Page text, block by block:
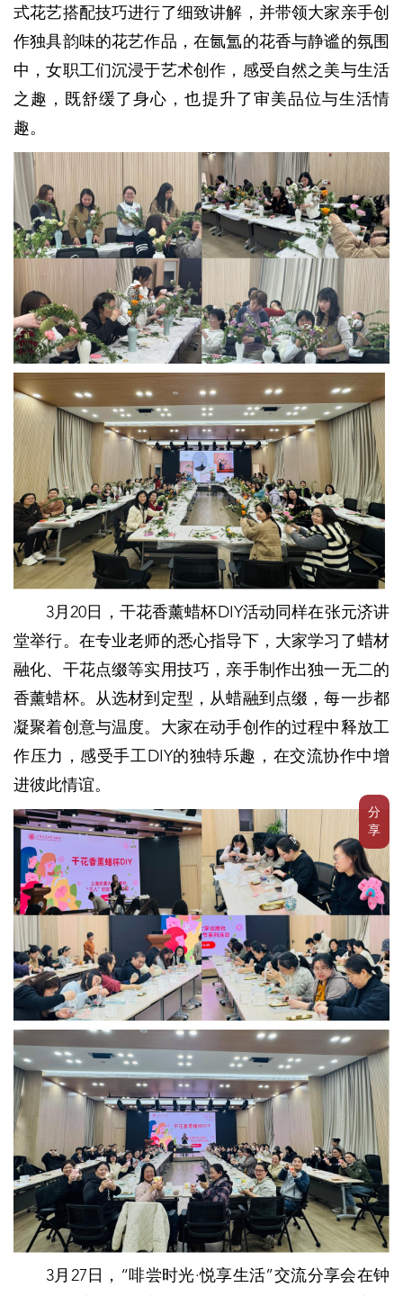
分
享
式花艺搭配技巧进行了细致讲解，并带领大家亲手创
作独具韵味的花艺作品，在氤氲的花香与静谧的氛围
中，女职工们沉浸于艺术创作，感受自然之美与生活
之趣，既舒缓了身心，也提升了审美品位与生活情
趣。
3月20日，干花香薰蜡杯DIY活动同样在张元济讲
堂举行。在专业老师的悉心指导下，大家学习了蜡材
融化、干花点缀等实用技巧，亲手制作出独一无二的
香薰蜡杯。从选材到定型，从蜡融到点缀，每一步都
凝聚着创意与温度。大家在动手创作的过程中释放工
作压力，感受手工DIY的独特乐趣，在交流协作中增
进彼此情谊。
3月27日，“啡尝时光·悦享生活”交流分享会在钟